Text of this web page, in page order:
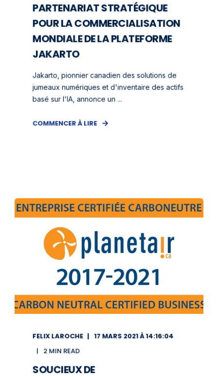
PARTENARIAT STRATÉGIQUE
POUR LA COMMERCIALISATION
MONDIALE DE LA PLATEFORME
JAKARTO
Jakarto, pionnier canadien des solutions de
jumeaux numériques et d'inventaire des actifs
basé sur l'IA, annonce un ...
COMMENCER À LIRE
FELIX LAROCHE
17 MARS 2021 À 14:16:04
2 MIN READ
SOUCIEUX DE